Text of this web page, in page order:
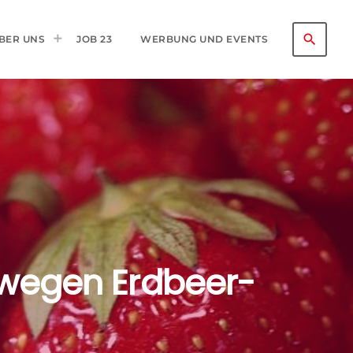
UNS JOB 23 WERBUNG UND EVENTS search
Erdbeer-